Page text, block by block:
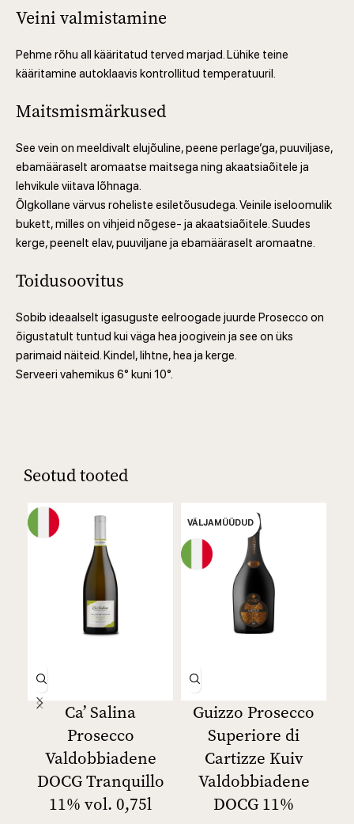
Veini valmistamine
Pehme rõhu all kääritatud terved marjad. Lühike teine
kääritamine autoklaavis kontrollitud temperatuuril.
Maitsmismärkused
See vein on meeldivalt elujõuline, peene perlage’ga, puuviljase,
ebamääraselt aromaatse maitsega ning akaatsiaõitele ja
lehvikule viitava lõhnaga.
Õlgkollane värvus roheliste esiletõusudega. Veinile iseloomulik
bukett, milles on vihjeid nõgese- ja akaatsiaõitele. Suudes
kerge, peenelt elav, puuviljane ja ebamääraselt aromaatne.
Toidusoovitus
Sobib ideaalselt igasuguste eelroogade juurde Prosecco on
õigustatult tuntud kui väga hea joogivein ja see on üks
parimaid näiteid. Kindel, lihtne, hea ja kerge.
Serveeri vahemikus 6° kuni 10°.
Seotud tooted
Ca’ Salina
Prosecco
Valdobbiadene
DOCG Tranquillo
11% vol. 0,75l
VÄLJAMÜÜDUD
Guizzo Prosecco
Superiore di
Cartizze Kuiv
Valdobbiadene
DOCG 11%